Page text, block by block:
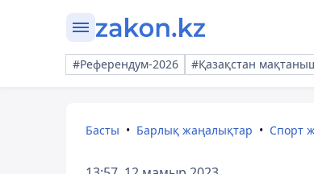
#Референдум-2026 #Қазақстан
Басты Барлық жаңалықтар Спорт